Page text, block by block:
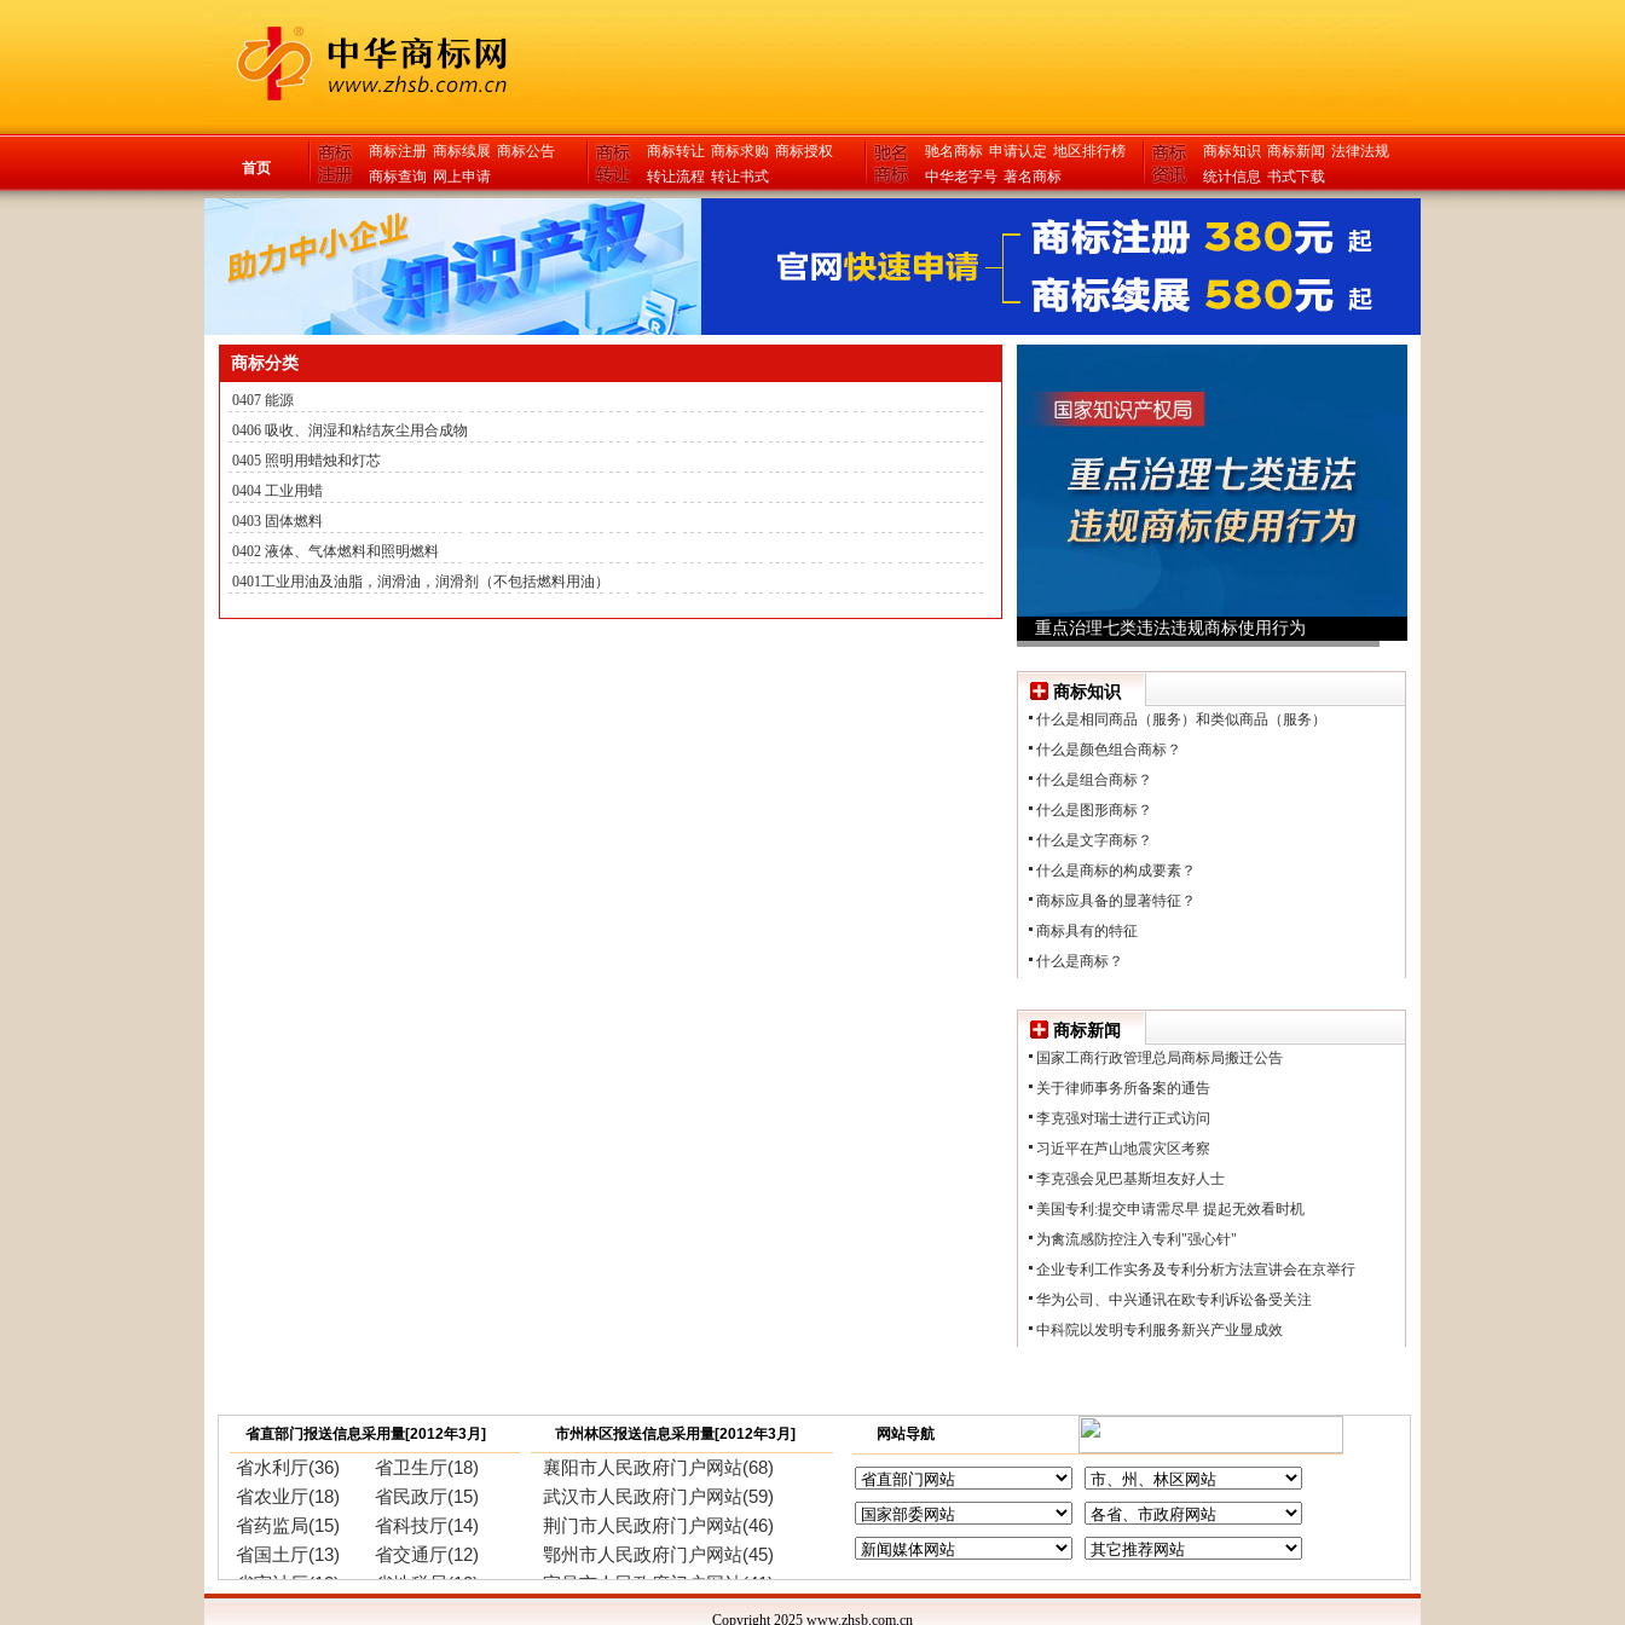
首页
商标注册 商标续展 商标公告
商标查询 网上申请
商标转让 商标求购 商标授权
转让流程 转让书式
驰名商标 申请认定 地区排行榜
中华老字号 著名商标
商标知识 商标新闻 法律法规
统计信息 书式下载
商标分类
0407 能源
0406 吸收、润湿和粘结灰尘用合成物
0405 照明用蜡烛和灯芯
0404 工业用蜡
0403 固体燃料
0402 液体、气体燃料和照明燃料
0401工业用油及油脂，润滑油，润滑剂（不包括燃料用油）
重点治理七类违法违规商标使用行为
商标知识
什么是相同商品（服务）和类似商品（服务）
什么是颜色组合商标？
什么是组合商标？
什么是图形商标？
什么是文字商标？
什么是商标的构成要素？
商标应具备的显著特征？
商标具有的特征
什么是商标？
商标新闻
国家工商行政管理总局商标局搬迁公告
关于律师事务所备案的通告
李克强对瑞士进行正式访问
习近平在芦山地震灾区考察
李克强会见巴基斯坦友好人士
美国专利:提交申请需尽早 提起无效看时机
为禽流感防控注入专利"强心针"
企业专利工作实务及专利分析方法宣讲会在京举行
华为公司、中兴通讯在欧专利诉讼备受关注
中科院以发明专利服务新兴产业显成效
省直部门报送信息采用量[2012年3月]
省水利厅(36)
省卫生厅(18)
省农业厅(18)
省民政厅(15)
省药监局(15)
省科技厅(14)
省国土厅(13)
省交通厅(12)
省审计厅(12)
省地税局(12)
市州林区报送信息采用量[2012年3月]
襄阳市人民政府门户网站(68)
武汉市人民政府门户网站(59)
荆门市人民政府门户网站(46)
鄂州市人民政府门户网站(45)
宜昌市人民政府门户网站(41)
神农架林区人民政府门户网站(26)
网站导航
Copyright 2025 www.zhsb.com.cn